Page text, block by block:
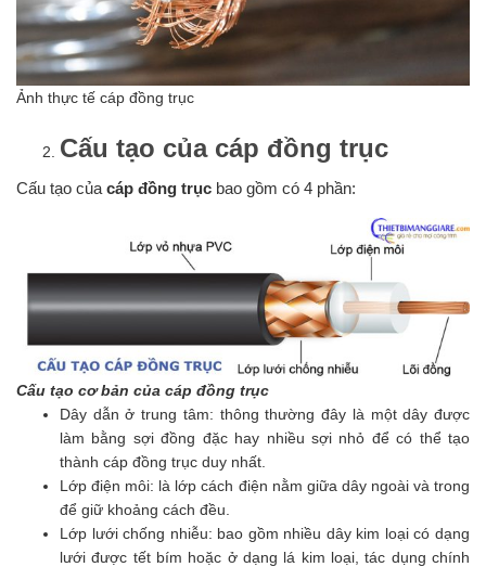
Ảnh thực tế cáp đồng trục
Cấu tạo của cáp đồng trục
Cấu tạo của cáp đồng trục bao gồm có 4 phần:
Cấu tạo cơ bản của cáp đồng trục
Dây dẫn ở trung tâm: thông thường đây là một dây được
làm bằng sợi đồng đặc hay nhiều sợi nhỏ để có thể tạo
thành cáp đồng trục duy nhất.
Lớp điện môi: là lớp cách điện nằm giữa dây ngoài và trong
để giữ khoảng cách đều.
Lớp lưới chống nhiễu: bao gồm nhiều dây kim loại có dạng
lưới được tết bím hoặc ở dạng lá kim loại, tác dụng chính